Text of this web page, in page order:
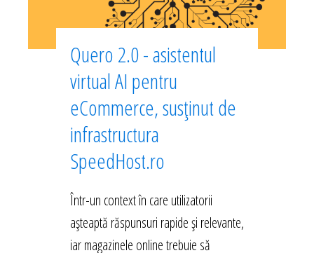
Quero 2.0 - asistentul
virtual AI pentru
eCommerce, susținut de
infrastructura
SpeedHost.ro
Într-un context în care utilizatorii
așteaptă răspunsuri rapide și relevante,
iar magazinele online trebuie să